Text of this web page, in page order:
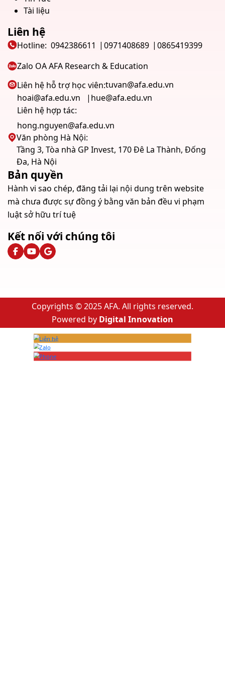
Tài liệu
Liên hệ
Hotline: 0942386611 0971408689
0865419399
Zalo OA AFA Research & Education
Liên hệ hỗ trợ học viên:tuvan@afa.edu.vn
hoai@afa.edu.vn
hue@afa.edu.vn
Liên hệ hợp tác:
hong.nguyen@afa.edu.vn
Văn phòng Hà Nội:
Tầng 3, Tòa nhà GP Invest, 170 Đê La Thành, Đống
Đa, Hà Nội
Bản quyền
Hành vi sao chép, đăng tải lại nội dung trên website
mà chưa được sự đồng ý bằng văn bản đều vi phạm
luật sở hữu trí tuệ
Kết nối với chúng tôi
Copyrights © 2025 AFA. All rights reserved.
Powered by Digital Innovation